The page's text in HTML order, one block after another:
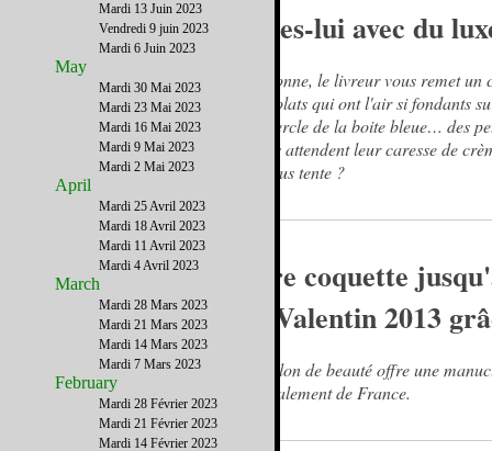
Dites-lui avec du
On sonne, le livreur vous remet
chocolats qui ont l'air si fondants
couvercle de la boite bleue… des
tièdes attendent leur caresse de
ça vous tente ?
Etre coquette
St Valentin 2013
Le salon de beauté offre une
spécialement de France.
Mardi 13 Juin 2023
Vendredi 9 juin 2023
Mardi 6 Juin 2023
May
Mardi 30 Mai 2023
Mardi 23 Mai 2023
Mardi 16 Mai 2023
Mardi 9 Mai 2023
Mardi 2 Mai 2023
April
Mardi 25 Avril 2023
Mardi 18 Avril 2023
Mardi 11 Avril 2023
Mardi 4 Avril 2023
March
Mardi 28 Mars 2023
Mardi 21 Mars 2023
Mardi 14 Mars 2023
Mardi 7 Mars 2023
February
Mardi 28 Février 2023
Mardi 21 Février 2023
Mardi 14 Février 2023